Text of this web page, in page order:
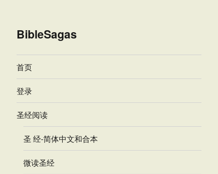
BibleSagas
首页
登录
圣经阅读
圣 经-简体中文和合本
微读圣经